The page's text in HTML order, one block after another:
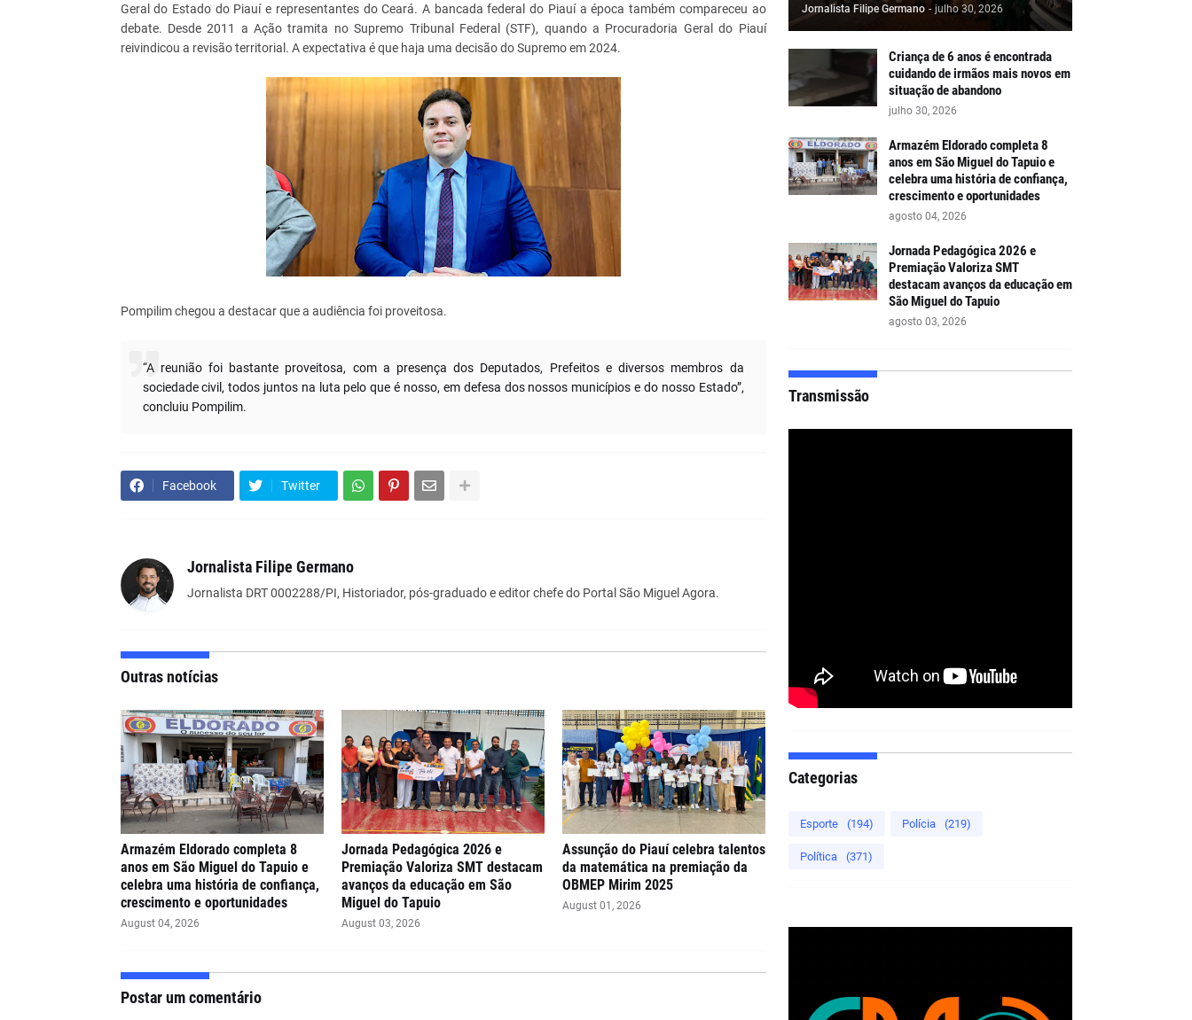
Geral do Estado do Piauí e representantes do Ceará. A bancada federal do Piauí a época também compareceu ao
debate. Desde 2011 a Ação tramita no Supremo Tribunal Federal (STF), quando a Procuradoria Geral do Piauí
reivindicou a revisão territorial. A expectativa é que haja uma decisão do Supremo em 2024.
Pompilim chegou a destacar que a audiência foi proveitosa.
“A reunião foi bastante proveitosa, com a presença dos Deputados, Prefeitos e diversos membros da
sociedade civil, todos juntos na luta pelo que é nosso, em defesa dos nossos municípios e do nosso Estado”,
concluiu Pompilim.
Facebook Twitter
Jornalista Filipe Germano
Jornalista DRT 0002288/PI, Historiador, pós-graduado e editor chefe do Portal São Miguel Agora.
Outras notícias
Armazém Eldorado completa 8
anos em São Miguel do Tapuio e
celebra uma história de confiança,
crescimento e oportunidades
August 04, 2026
Jornada Pedagógica 2026 e
Premiação Valoriza SMT destacam
avanços da educação em São
Miguel do Tapuio
August 03, 2026
Assunção do Piauí celebra talentos
da matemática na premiação da
OBMEP Mirim 2025
August 01, 2026
Postar um comentário
Jornalista Filipe Germano - julho 30, 2026
Criança de 6 anos é encontrada
cuidando de irmãos mais novos em
situação de abandono
julho 30, 2026
Armazém Eldorado completa 8
anos em São Miguel do Tapuio e
celebra uma história de confiança,
crescimento e oportunidades
agosto 04, 2026
Jornada Pedagógica 2026 e
Premiação Valoriza SMT
destacam avanços da educação em
São Miguel do Tapuio
agosto 03, 2026
Transmissão
Categorias
Esporte (194) Polícia (219)
Política (371)